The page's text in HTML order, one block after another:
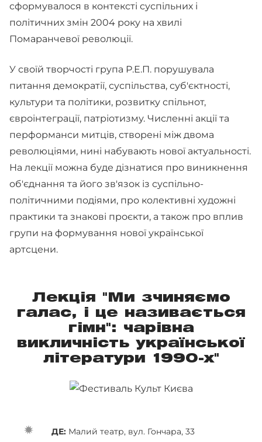
сформувалося в контексті суспільних і
політичних змін 2004 року на хвилі
Помаранчевої революції.
У своїй творчості група Р.Е.П. порушувала
питання демократії, суспільства, суб'єктності,
культури та політики, розвитку спільнот,
євроінтеграції, патріотизму. Численні акції та
перформанси митців, створені між двома
революціями, нині набувають нової актуальності.
На лекції можна буде дізнатися про виникнення
об'єднання та його зв'язок із суспільно-
політичними подіями, про колективні художні
практики та знакові проєкти, а також про вплив
групи на формування нової української
артсцени.
Лекція "Ми зчиняємо
галас, і це називається
гімн": чарівна
викличність української
літератури 1990-х"
ДЕ: Малий театр, вул. Гончара, 33